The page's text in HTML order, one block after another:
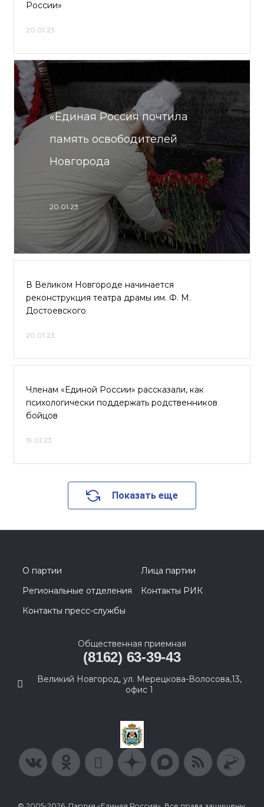
России»
20.01.23
«Единая Россия почтила
память освободителей
Новгорода
20.01.23
В Великом Новгороде начинается
реконструкция театра драмы им. Ф. М.
Достоевского
20.01.23
Членам «Единой России» рассказали, как
психологически поддержать родственников
бойцов
19.01.23
Показать еще
О партии
Лица партии
Региональные отделения
Контакты РИК
Контакты пресс-службы
Общественная приемная
(8162) 63-39-43
Великий Новгород, ул. Мерецкова-Волосова,13,
офис 1